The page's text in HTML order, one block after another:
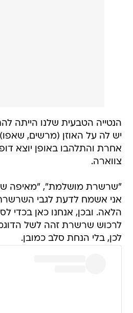
הנטייה הטבעית שלנו הייתה
יש לה על האוזן (מרשים,
אחרת והתלהבו באופן יוצא
צווארה.
"שרשרת מושלמת", "מאיפה
אני אשמח לדעת לגבי
הלאה. ובכן, אנחנו כאן בכדי
לרכוש שרשרת זהה לשל
לכן, בלי הנחת סלב כמובן.